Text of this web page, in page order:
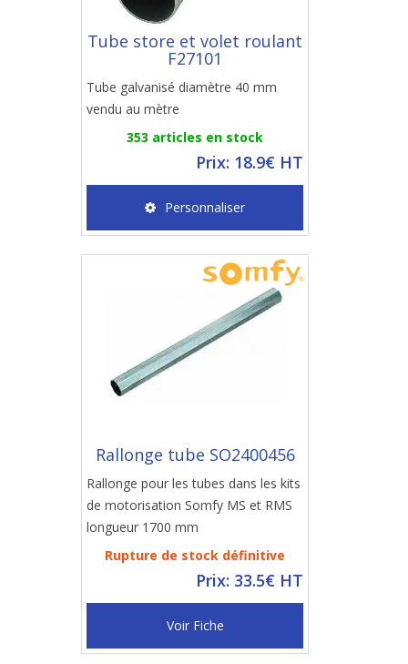
Tube store et volet roulant
F27101
Tube galvanisé diamètre 40 mm
vendu au mètre
353 articles en stock
Prix: 18.9€ HT
Personnaliser
Rallonge tube SO2400456
Rallonge pour les tubes dans les kits
de motorisation Somfy MS et RMS
longueur 1700 mm
Rupture de stock définitive
Prix: 33.5€ HT
Voir Fiche